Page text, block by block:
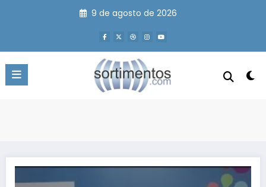
9 de agosto de 2026